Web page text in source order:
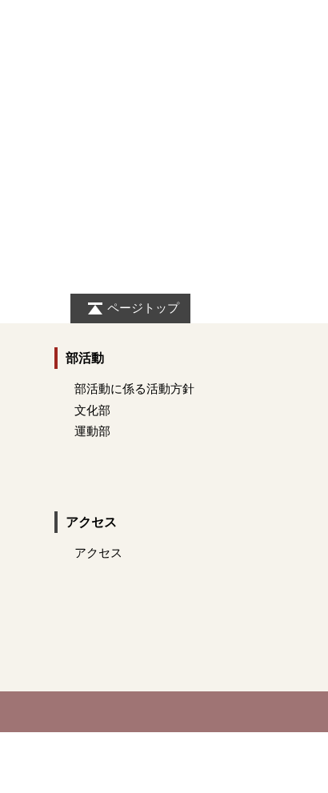
ページトップ
部活動
部活動に係る活動方針
文化部
運動部
アクセス
アクセス